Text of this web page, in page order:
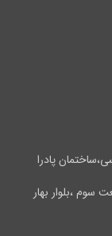
پادرا
،بلوار بهار